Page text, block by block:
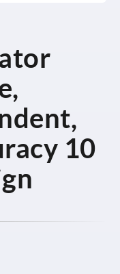
10